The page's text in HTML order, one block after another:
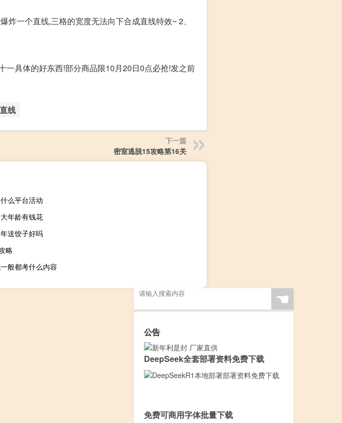
炸一个直线,三格的宽度无法向下合成直线特效~ 2、
一具体的好东西!部分商品限10月20日0点必抢!发之前
直线
下一篇
密室逃脱15攻略第16关
么平台活动
年龄有钱花
送饺子好吗
略
般都考什么内容
☚
公告
DeepSeek全套部署资料免费下载
免费可商用字体批量下载